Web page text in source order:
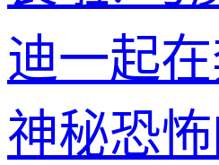
迪一起
神秘恐